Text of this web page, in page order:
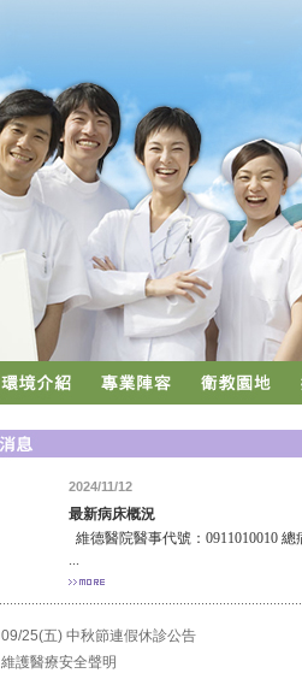
2024/11/12
最新病床概況
維德醫院醫事代號：0911010010 總
...
09/25(五) 中秋節連假休診公告
維護醫療安全聲明